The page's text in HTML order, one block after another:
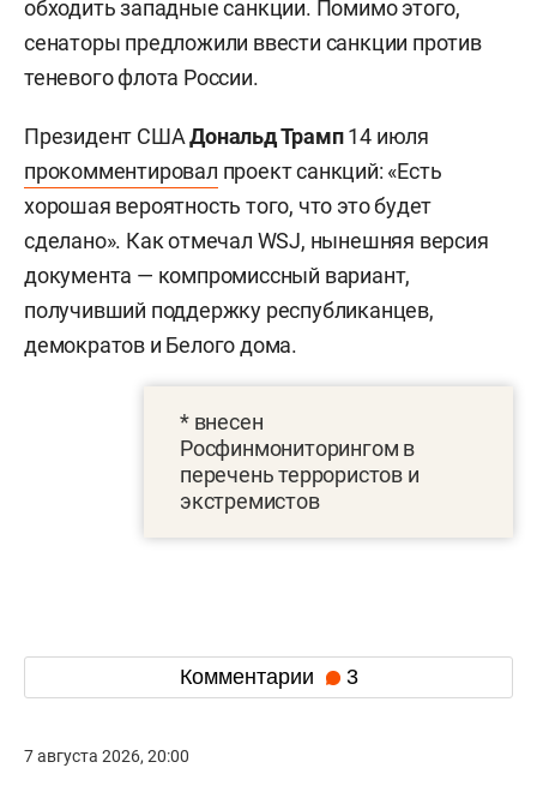
обходить западные санкции. Помимо этого,
сенаторы предложили ввести санкции против
теневого флота России.
Президент СШАДональд Трамп14 июля
прокомментировал проект санкций: «Есть
хорошая вероятность того, что это будет
сделано». Как отмечал WSJ, нынешняя версия
документа — компромиссный вариант,
получивший поддержку республиканцев,
демократов и Белого дома.
* внесен
Росфинмониторингом в
перечень террористов и
экстремистов
Комментарии 3
7 августа 2026, 20:00